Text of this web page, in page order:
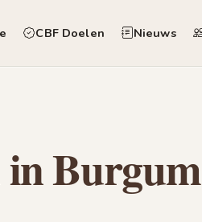
CBF Doelen Nieuws
in Burgum